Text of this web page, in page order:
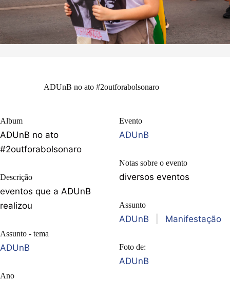
ADUnB no ato #2outforabolsonaro
Album
ADUnB no ato
#2outforabolsonaro
Descrição
eventos que a ADUnB
realizou
Assunto - tema
ADUnB
Ano
Evento
ADUnB
Notas sobre o evento
diversos eventos
Assunto
ADUnB Manifestação
Foto de:
ADUnB